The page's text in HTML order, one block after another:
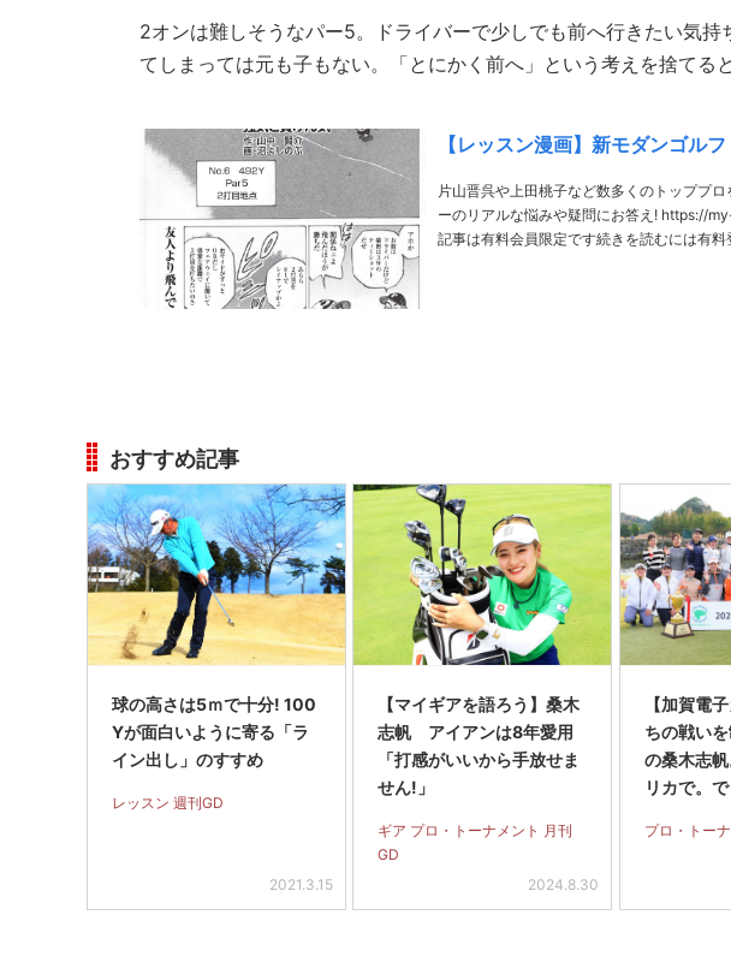
2オンは難しそうなパー5。ドライバーで少しでも前へ行きたい気
てしまっては元も子もない。「とにかく前へ」という考えを捨てる
【レッスン漫画】新モダンゴル
片山晋呉や上田桃子など数多くのトッププ
ーのリアルな悩みや疑問にお答え! https://my-golfdigest.jp/lesson/p68381/ 前回のお話はこちら この
おすすめ記事
球の高さは5ｍで十分! 100
Yが面白いように寄る「ラ
イン出し」のすすめ
レッスン 週刊GD
2021.3.15
【マイギアを語ろう】桑木
志帆 アイアンは8年愛用
「打感がいいから手放せま
せん!」
ギア プロ・トーナメント 月刊
GD
2024.8.30
【加賀電
ちの戦い
の桑木志
リカで。
プロ・トー